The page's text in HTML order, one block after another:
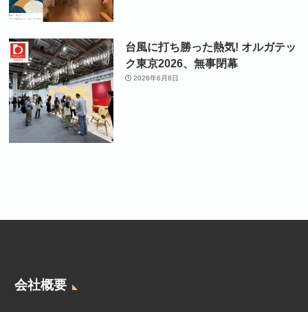
台風に打ち勝った熱気! オルガテッ
ク東京2026、無事閉幕
2026年6月8日
会社概要